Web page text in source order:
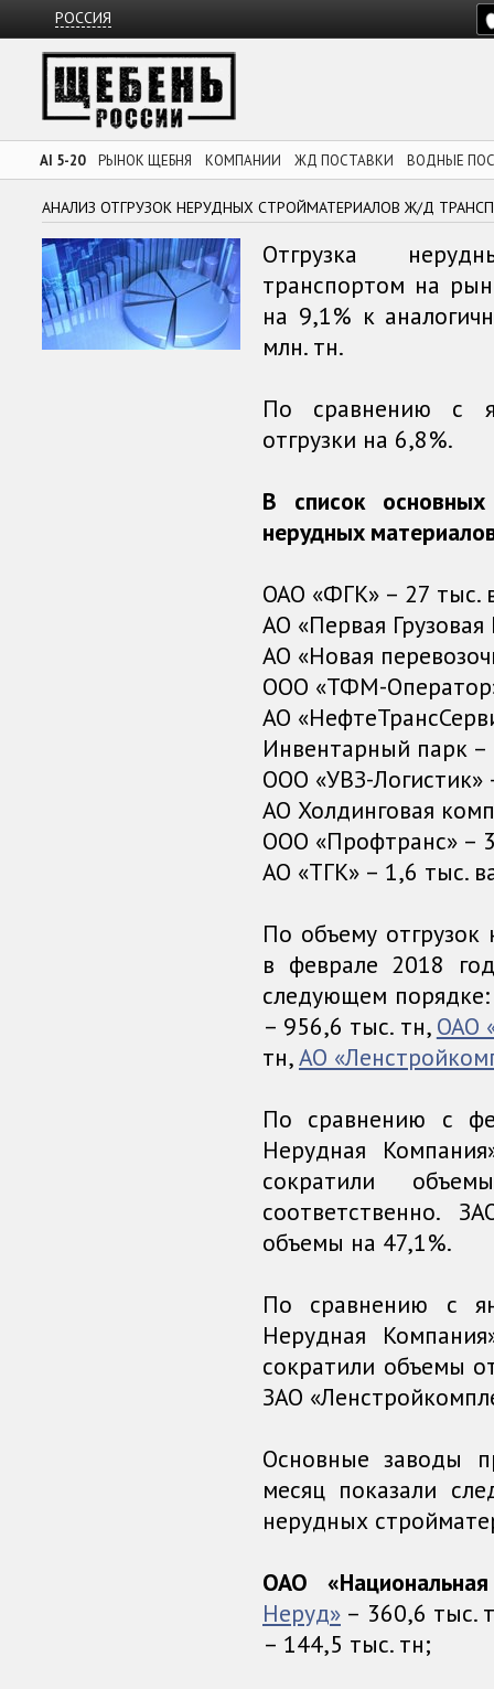
РОССИЯ
AI 5-20 РЫНОК ЩЕБНЯ КОМПАНИИ ЖД ПОСТАВКИ ВОДНЫЕ
АНАЛИЗ ОТГРУЗОК НЕРУДНЫХ СТРОЙМАТЕРИАЛОВ Ж/Д
Отгрузка
транспортом на
на 9,1% к
млн. тн.
По сравнению с
отгрузки на 6,8%.
В список основных
нерудных
ОАО «ФГК» – 27 тыс.
АО «Первая
АО «Новая
ООО «ТФМ-
АО
Инвентарный парк –
ООО «УВЗ-Логистик»
АО Холдинговая
ООО «Профтранс» –
АО «ТГК» – 1,6 тыс.
По объему
в феврале 2018
следующем
– 956,6 тыс. тн, ОАО
тн,АО
По сравнению с
Нерудная
сократили
соответственно.
объемы на 47,1%.
По сравнению с
Нерудная
сократили объемы
ЗАО
Основные заводы
месяц показали
нерудных
ОАО
Неруд» – 360,6 тыс.
– 144,5 тыс. тн;